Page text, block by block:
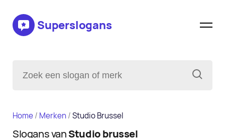
Superslogans
Home/ Merken/Studio Brussel
Slogans vanStudio brussel